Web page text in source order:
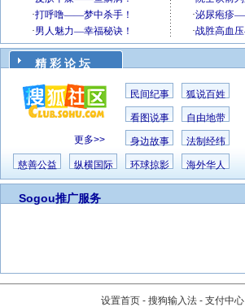
精 彩 论 坛
更多>>
民间纪事 狐说百姓
看图说事 自由地带
身边故事 法制经纬
慈善公益 纵横国际 环球掠影 海外华人
Sogou推广服务
设置首页 - 搜狗输入法 - 支付中心